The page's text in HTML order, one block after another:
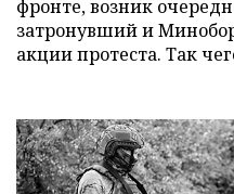
фронте, возник
затронувший и
акции протеста. Так